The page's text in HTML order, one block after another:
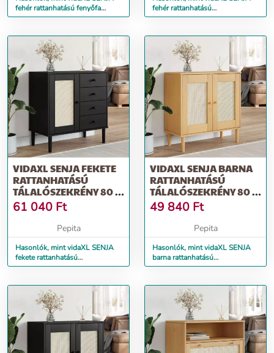
fehér rattanhatású fenyőfa
tálalószekrény 80 x 35 x 80 cm
fehér rattanhatású
tálalószekrény 112 x 40 x 80 cm
VIDAXL SENJA FEKETE
RATTANHATÁSÚ
TÁLALÓSZEKRÉNY 80 X
40 X 80 CM
61 040 Ft
Pepita
Hasonlók, mint vidaXL SENJA
fekete rattanhatású
tálalószekrény 80 x 40 x 80 cm
VIDAXL SENJA BARNA
RATTANHATÁSÚ
TÁLALÓSZEKRÉNY 80 X
35 X 80 CM
49 840 Ft
Pepita
Hasonlók, mint vidaXL SENJA
barna rattanhatású
tálalószekrény 80 x 35 x 80 cm